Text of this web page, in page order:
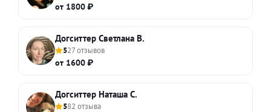
от 1800 ₽
Догситтер Светлана В.
527 отзывов
от 1600 ₽
Догситтер Наташа С.
582 отзыва